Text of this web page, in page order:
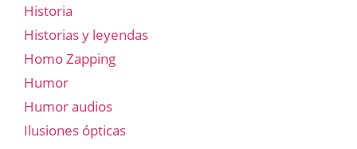
Historia
Historias y leyendas
Homo Zapping
Humor
Humor audios
Ilusiones ópticas